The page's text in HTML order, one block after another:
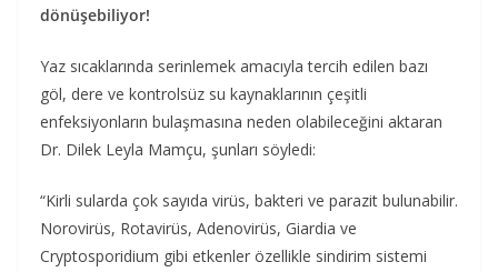
dönüşebiliyor!
Yaz sıcaklarında serinlemek amacıyla tercih edilen bazı
göl, dere ve kontrolsüz su kaynaklarının çeşitli
enfeksiyonların bulaşmasına neden olabileceğini aktaran
Dr. Dilek Leyla Mamçu, şunları söyledi:
“Kirli sularda çok sayıda virüs, bakteri ve parazit bulunabilir.
Norovirüs, Rotavirüs, Adenovirüs, Giardia ve
Cryptosporidium gibi etkenler özellikle sindirim sistemi